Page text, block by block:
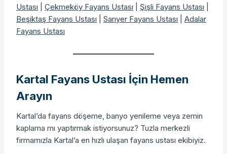
Ustası
Çekmeköy Fayans Ustası Şişli Fayans Ustası
Beşiktaş Fayans Ustası
Sarıyer Fayans Ustası
Adalar
Fayans Ustası
Kartal Fayans Ustası İçin Hemen
Arayın
Kartal’da fayans döşeme, banyo yenileme veya zemin
kaplama mı yaptırmak istiyorsunuz? Tuzla merkezli
firmamızla Kartal’a en hızlı ulaşan fayans ustası ekibiyiz.